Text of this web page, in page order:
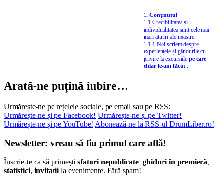
individualitatea sunt cele mai
mari atuuri ale noastre.
1.1.1 Noi scriem despre
experiențele și gândurile cu
privire la excursiilepe care
chiar le-am făcut...
Urmărește-ne pe rețelele sociale, pe email sau pe RSS:
Urmărește-ne și pe YouTube!Abonează-ne la RSS-ul DrumLiber.ro!
Newsletter: vreau să fiu primul care află!
Înscrie-te ca să primeștisfaturi nepublicate,ghiduri în premieră
statistici